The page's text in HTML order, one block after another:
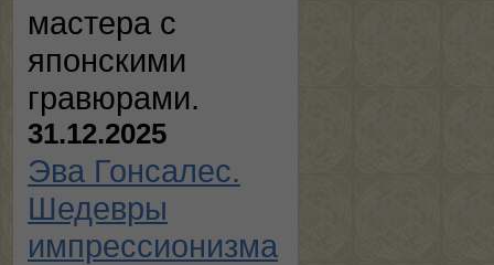
мастера с
японскими
гравюрами.
31.12.2025
Эва Гонсалес.
Шедевры
импрессионизма